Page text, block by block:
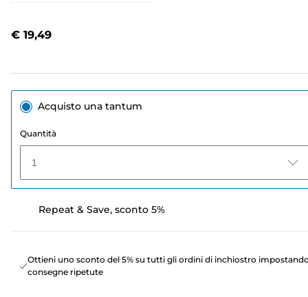
€ 19,49
Acquisto una tantum
Quantità
1
Repeat & Save, sconto 5%
Ottieni uno sconto del 5% su tutti gli ordini di inchiostro
consegne ripetute